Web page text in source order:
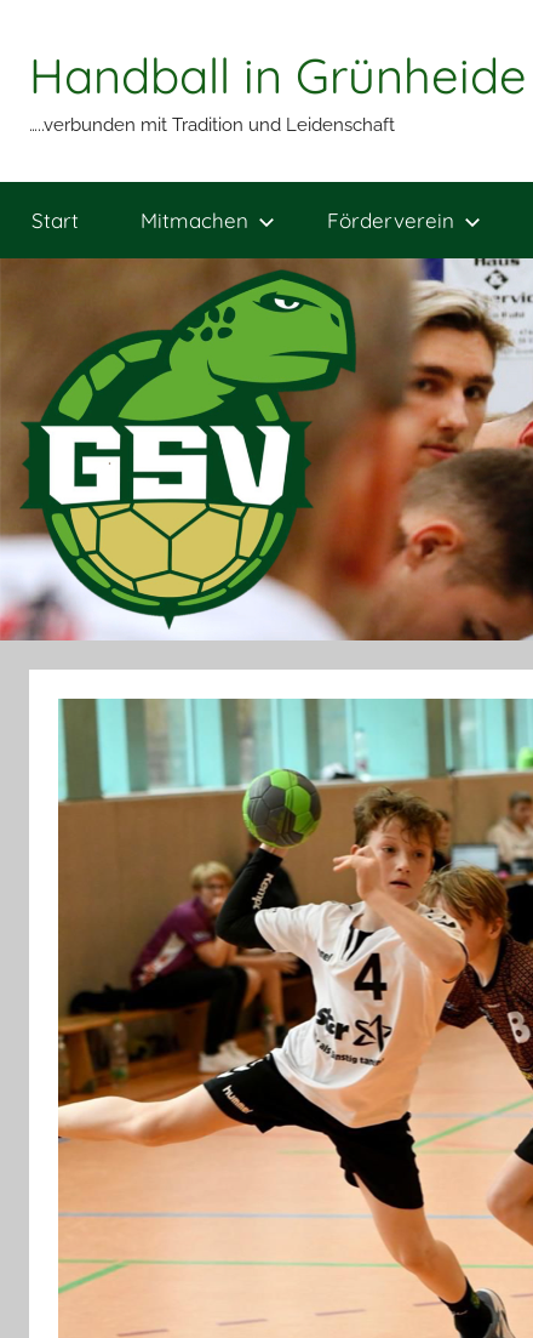
springen
Handball in Grünheide
…..verbunden mit Tradition und Leidenschaft
Start Mitmachen Förderverein